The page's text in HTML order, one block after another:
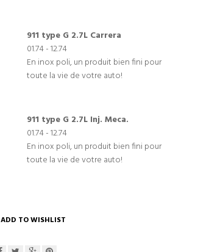
911 type G 2.7L Carrera
01.74 - 12.74
En inox poli, un produit bien fini pour
toute la vie de votre auto!
911 type G 2.7L Inj. Meca.
01.74 - 12.74
En inox poli, un produit bien fini pour
toute la vie de votre auto!
ADD TO WISHLIST